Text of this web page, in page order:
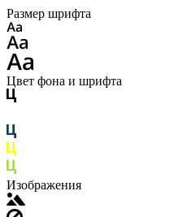
Размер шрифта
Цвет фона и шрифта
Изображения